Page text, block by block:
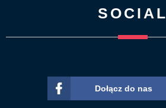
SOCIAL
Dołącz do nas